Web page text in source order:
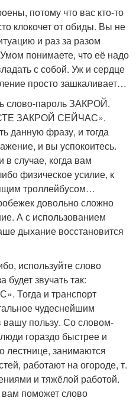
потому что вас кто-то
клокочет от обиды. Вы не
и раз за разом
понимаете, что её надо
с собой. Уж и сердце
просто зашкаливает…
слово-пароль ЗАКРОЙ.
ЗАКРОЙ СЕЙЧАС».
данную фразу, и тогда
и вы успокоитесь.
случае, когда вам
физическое усилие, к
троллейбусом…
довольно сложно
А с использованием
дыхание восстановится
используйте слово
звучать так:
и транспорт
чудеснейшим
пользу. Со словом-
гораздо быстрее и
лестнице, занимаются
работают на огороде, т.
и тяжёлой работой.
поможет слово